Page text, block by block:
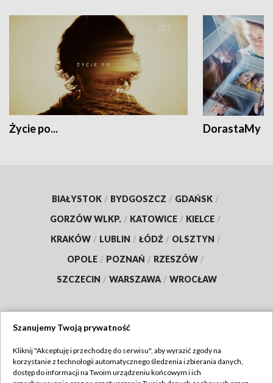
Życie po... DorastaMy
BIAŁYSTOK / BYDGOSZCZ / GDAŃSK /
GORZÓW WLKP. / KATOWICE / KIELCE /
KRAKÓW / LUBLIN / ŁÓDŹ / OLSZTYN /
OPOLE / POZNAŃ / RZESZÓW /
SZCZECIN / WARSZAWA / WROCŁAW
TVP
Szanujemy Twoją prywatność
Kliknij "Akceptuję i przechodzę do serwisu", aby wyrazić zgody na
korzystanie z technologii automatycznego śledzenia i zbierania danych,
dostęp do informacji na Twoim urządzeniu końcowym i ich